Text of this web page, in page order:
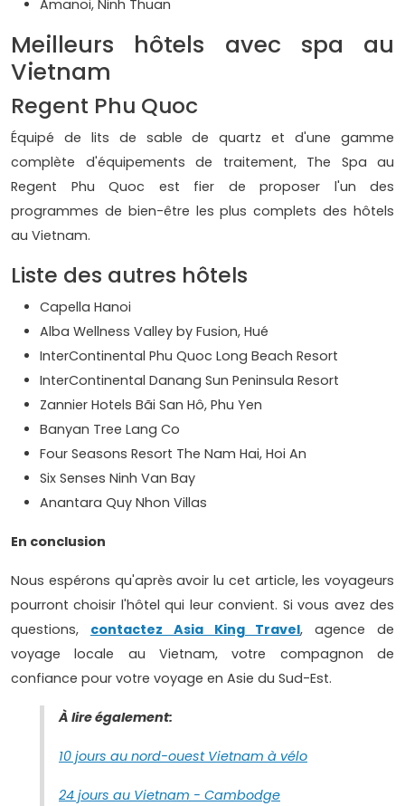
Amanoi, Ninh Thuan
Meilleurs hôtels avec spa au
Vietnam
Regent Phu Quoc
Équipé de lits de sable de quartz et d'une gamme
complète d'équipements de traitement, The Spa au
Regent Phu Quoc est fier de proposer l'un des
programmes de bien-être les plus complets des hôtels
au Vietnam.
Liste des autres hôtels
Capella Hanoi
Alba Wellness Valley by Fusion, Hué
InterContinental Phu Quoc Long Beach Resort
InterContinental Danang Sun Peninsula Resort
Zannier Hotels Bãi San Hô, Phu Yen
Banyan Tree Lang Co
Four Seasons Resort The Nam Hai, Hoi An
Six Senses Ninh Van Bay
Anantara Quy Nhon Villas
En conclusion
Nous espérons qu'après avoir lu cet article, les voyageurs
pourront choisir l'hôtel qui leur convient. Si vous avez des
questions, contactez Asia King Travel, agence de
voyage locale au Vietnam, votre compagnon de
confiance pour votre voyage en Asie du Sud-Est.
À lire également:
10 jours au nord-ouest Vietnam à vélo
24 jours au Vietnam - Cambodge